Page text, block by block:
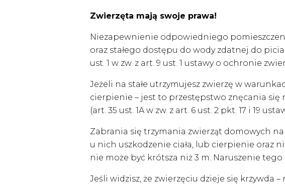
Zwierzęta mają swoje prawa!
Niezapewnienie odpowiedniego
oraz stałego dostępu do wody zdatnej do
ust. 1 w zw. z art. 9 ust. 1 ustawy o ochronie
Jeżeli na stałe utrzymujesz zwierzę w
cierpienie – jest to przestępstwo znęcania się
(art. 35 ust. 1A w zw. z art. 6 ust. 2 pkt. 17 i 19
Zabrania się trzymania zwierząt domowych
u nich uszkodzenie ciała, lub cierpienie oraz
nie może być krótsza niż 3 m. Naruszenie tego
Jeśli widzisz, że zwierzęciu dzieje się krzywda